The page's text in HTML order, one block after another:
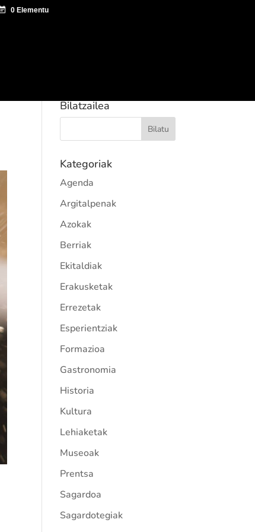
Bilatzailea
Kategoriak
Agenda
Argitalpenak
Azokak
Berriak
Ekitaldiak
Erakusketak
Errezetak
Esperientziak
Formazioa
Gastronomia
Historia
Kultura
Lehiaketak
Museoak
Prentsa
Sagardoa
Sagardotegiak